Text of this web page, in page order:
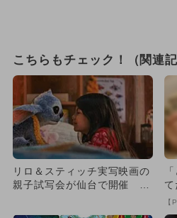
こちらもチェック！（関連記
リロ＆スティッチ実写映画の
親子試写会が仙台で開催 フ
て
【